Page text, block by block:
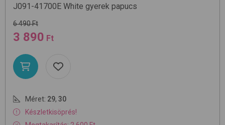
J091-41700E White gyerek papucs
6 490 Ft
3 890 Ft
Méret: 29, 30
Készletkisöprés!